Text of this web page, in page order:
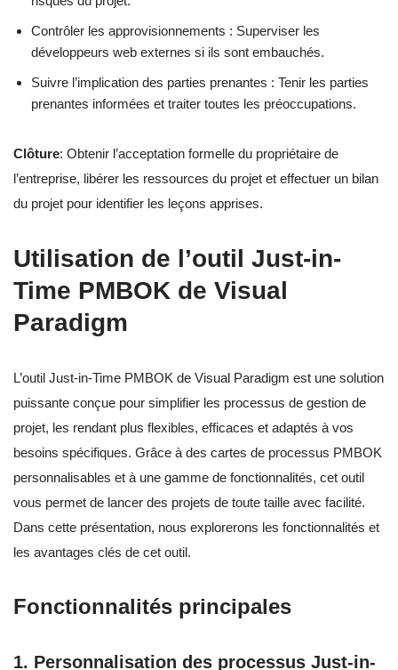
Contrôler les approvisionnements : Superviser les
développeurs web externes si ils sont embauchés.
Suivre l’implication des parties prenantes : Tenir les parties
prenantes informées et traiter toutes les préoccupations.
Clôture: Obtenir l’acceptation formelle du propriétaire de
l’entreprise, libérer les ressources du projet et effectuer un bilan
du projet pour identifier les leçons apprises.
Utilisation de l’outil Just-in-
Time PMBOK de Visual
Paradigm
L’outil Just-in-Time PMBOK de Visual Paradigm est une solution
puissante conçue pour simplifier les processus de gestion de
projet, les rendant plus flexibles, efficaces et adaptés à vos
besoins spécifiques. Grâce à des cartes de processus PMBOK
personnalisables et à une gamme de fonctionnalités, cet outil
vous permet de lancer des projets de toute taille avec facilité.
Dans cette présentation, nous explorerons les fonctionnalités et
les avantages clés de cet outil.
Fonctionnalités principales
1. Personnalisation des processus Just-in-